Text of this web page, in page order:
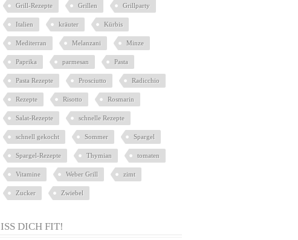
Grill-Rezepte Grillen Grillparty
Italien kräuter Kürbis
Mediterran Melanzani Minze
Paprika parmesan Pasta
Pasta Rezepte Prosciutto Radicchio
Rezepte Risotto Rosmarin
Salat-Rezepte schnelle Rezepte
schnell gekocht Sommer Spargel
Spargel-Rezepte Thymian tomaten
Vitamine Weber Grill zimt
Zucker Zwiebel
ISS DICH FIT!